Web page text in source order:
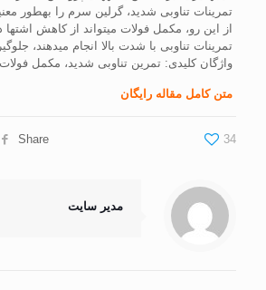
تمرینات تناوبی شدید، گرلین سرم را به­طور
از این رو، مکمل فولات می­تواند از کاهش اشتها
تمرینات تناوبی با شدت بالا انجام می­دهند،
واژگان کلیدی: تمرین تناوبی شدید، مکمل
متن کامل مقاله رایگان
Share 34
مدیر سایت